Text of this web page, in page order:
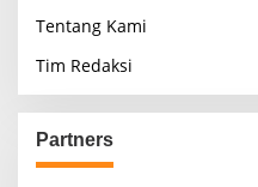
Tentang Kami
Tim Redaksi
Partners